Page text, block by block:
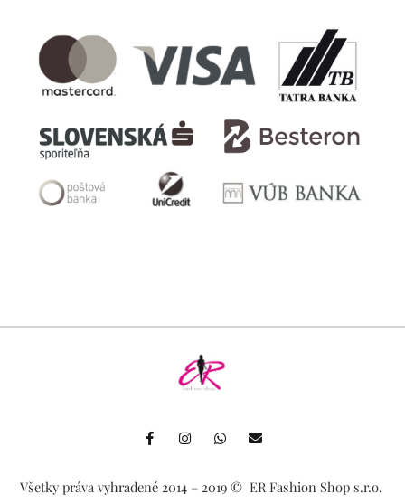
a
c
o
n
g
h
a
n
l
o
Všetky práva vyhradené 2014 – 2019 ©️ ER Fashion Shop s.r.o.